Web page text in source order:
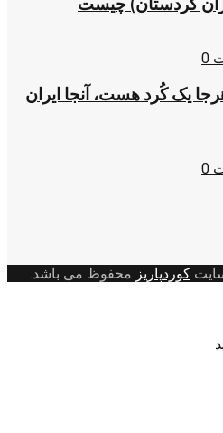
کردستان) چیست
0
یک کُرد هست، آنجا ایران
0
کوردپاریز محفوظ می باشد.